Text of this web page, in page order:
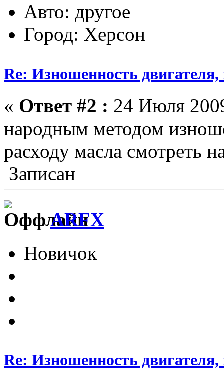
Авто: другое
Город: Херсон
Re: Изношенность
« Ответ #2 : 24 Июля
народным методом
расходу масла смотреть
Записан
ARFX
Новичок
Re: Изношенность